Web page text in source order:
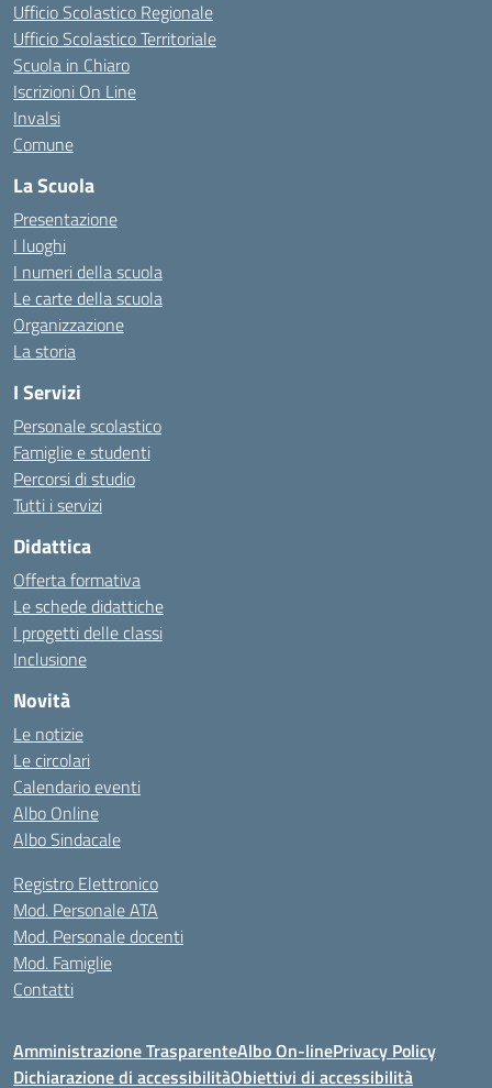
Ufficio Scolastico Regionale
Ufficio Scolastico Territoriale
Scuola in Chiaro
Iscrizioni On Line
Invalsi
Comune
La Scuola
Presentazione
I luoghi
I numeri della scuola
Le carte della scuola
Organizzazione
La storia
I Servizi
Personale scolastico
Famiglie e studenti
Percorsi di studio
Tutti i servizi
Didattica
Offerta formativa
Le schede didattiche
I progetti delle classi
Inclusione
Novità
Le notizie
Le circolari
Calendario eventi
Albo Online
Albo Sindacale
Registro Elettronico
Mod. Personale ATA
Mod. Personale docenti
Mod. Famiglie
Contatti
Amministrazione TrasparenteAlbo On-linePrivacy Policy
Dichiarazione di accessibilitàObiettivi di accessibilità